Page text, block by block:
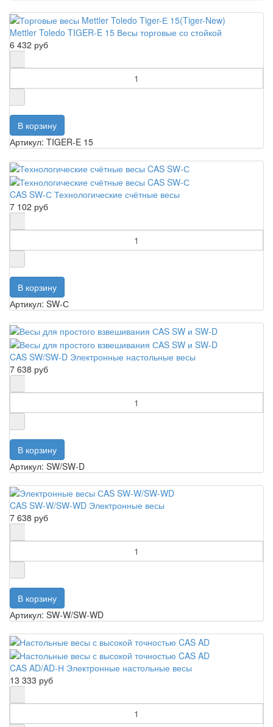
Mettler Toledo TIGER-E 15 Весы торговые со стойкой
6 432 руб
Артикул: TIGER-E 15
CAS SW-С Технологические счётные весы
7 102 руб
Артикул: SW-С
CAS SW/SW-D Электронные настольные весы
7 638 руб
Артикул: SW/SW-D
CAS SW-W/SW-WD Электронные весы
7 638 руб
Артикул: SW-W/SW-WD
CAS AD/AD-Н Электронные настольные весы
13 333 руб